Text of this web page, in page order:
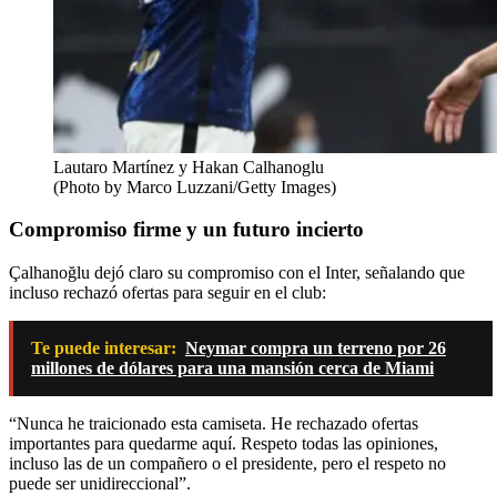
Lautaro Martínez y Hakan Calhanoglu
(Photo by Marco Luzzani/Getty Images)
Compromiso firme y un futuro incierto
Çalhanoğlu dejó claro su compromiso con el Inter, señalando que
incluso rechazó ofertas para seguir en el club:
Te puede interesar: Neymar compra un terreno por 26
millones de dólares para una mansión cerca de Miami
“Nunca he traicionado esta camiseta. He rechazado ofertas
importantes para quedarme aquí. Respeto todas las opiniones,
incluso las de un compañero o el presidente, pero el respeto no
puede ser unidireccional”.